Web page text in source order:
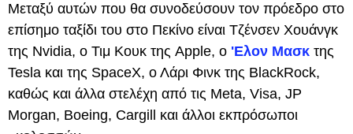
Μεταξύ αυτών που θα συνοδεύσουν τον πρόεδρο στο
επίσημο ταξίδι του στο Πεκίνο είναι Τζένσεν Χουάνγκ
της Nvidia, ο Τιμ Κουκ της Apple, ο 'Ελον Μασκ της
Tesla και της SpaceX, ο Λάρι Φινκ της BlackRock,
καθώς και άλλα στελέχη από τις Meta, Visa, JP
Morgan, Boeing, Cargill και άλλοι εκπρόσωποι